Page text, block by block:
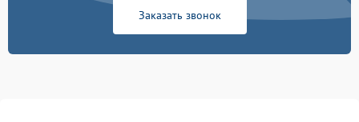
Заказать звонок